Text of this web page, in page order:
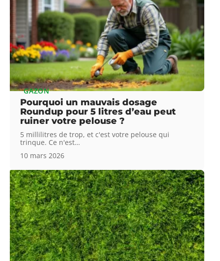
GAZON
Pourquoi un mauvais dosage
Roundup pour 5 litres d’eau peut
ruiner votre pelouse ?
5 millilitres de trop, et c'est votre pelouse qui
trinque. Ce n'est…
10 mars 2026